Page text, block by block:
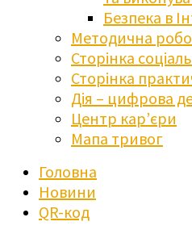
Безпека в
Методична
Сторінка
Сторінка
Дія – цифрова
Центр кар’єри
Мапа тривог
Головна
Новини
QR-код